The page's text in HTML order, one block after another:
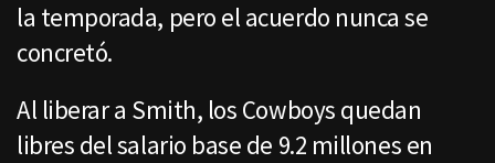
la temporada, pero el acuerdo nunca se
concretó.
Al liberar a Smith, los Cowboys quedan
libres del salario base de 9.2 millones en